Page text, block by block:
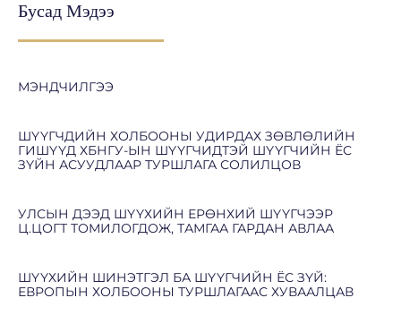
Бусад Мэдээ
МЭНДЧИЛГЭЭ
ШҮҮГЧДИЙН ХОЛБООНЫ УДИРДАХ ЗӨВЛӨЛИЙН
ГИШҮҮД ХБНГУ-ЫН ШҮҮГЧИДТЭЙ ШҮҮГЧИЙН ЁС
ЗҮЙН АСУУДЛААР ТУРШЛАГА СОЛИЛЦОВ
УЛСЫН ДЭЭД ШҮҮХИЙН ЕРӨНХИЙ ШҮҮГЧЭЭР
Ц.ЦОГТ ТОМИЛОГДОЖ, ТАМГАА ГАРДАН АВЛАА
ШҮҮХИЙН ШИНЭТГЭЛ БА ШҮҮГЧИЙН ЁС ЗҮЙ:
ЕВРОПЫН ХОЛБООНЫ ТУРШЛАГААС ХУВААЛЦАВ